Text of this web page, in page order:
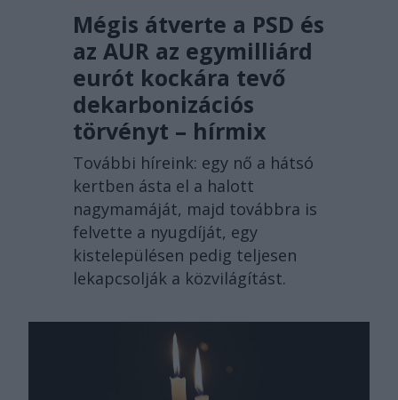
Mégis átverte a PSD és
az AUR az egymilliárd
eurót kockára tevő
dekarbonizációs
törvényt – hírmix
További híreink: egy nő a hátsó
kertben ásta el a halott
nagymamáját, majd továbbra is
felvette a nyugdíját, egy
kistelepülésen pedig teljesen
lekapcsolják a közvilágítást.